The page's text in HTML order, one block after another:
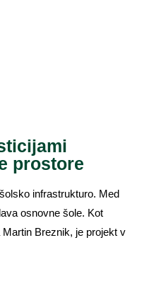
prostore
infrastrukturo. Med
osnovne šole. Kot
Breznik, je projekt v